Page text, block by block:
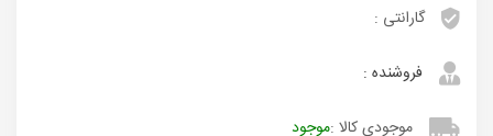
گارانتی :
فروشنده :
موجودی کالا :موجود